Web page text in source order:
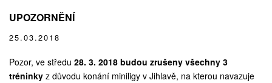
UPOZORNĚNÍ
25.03.2018
Pozor, ve středu 28. 3. 2018 budou zrušeny všechny 3
tréninky z důvodu konání miniligy v Jihlavě, na kterou navazuje